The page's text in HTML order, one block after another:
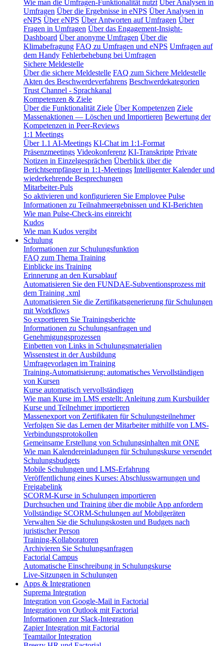
Wie man die Umfragen-Funktionalität nutzt Über Analysen in
Umfragen Über die Ergebnisse in eNPS Über Analysen in
eNPS Über eNPS Über Antworten auf Umfragen Über
Fragen in Umfragen Über das Engagement-Insight-
Dashboard Über anonyme Umfragen Über die
Klimabefragung FAQ zu Umfragen und eNPS Umfragen auf
dem Handy Fehlerbehebung bei Umfragen
Sichere Meldestelle
Über die sichere Meldestelle FAQ zum Sichere Meldestelle
Akten des Beschwerdeverfahrens Beschwerdekategorien
Trust Channel - Sprachkanal
Kompetenzen & Ziele
Über die Funktionalität Ziele Über Kompetenzen Ziele
Massenaktionen — Löschen und Importieren Bewertung der
Kompetenzen in Peer-Reviews
1:1 Meetings
Über 1.1 AI-Meetings KI-Chat im 1:1-Format
Präsenzmeetings Videokonferenz KI-Transkripte Private
Notizen in Einzelgesprächen Überblick über die
Berichtsempfänger in 1:1-Meetings Intelligenter Kalender und
wiederkehrende Besprechungen
Mitarbeiter-Puls
So aktivieren und konfigurieren Sie Employee Pulse
Informationen zu Teilnahmeergebnissen und KI-Berichten
Wie man Pulse-Check-ins einreicht
Kudos
Wie man Kudos vergibt
Schulung
Informationen zur Schulungsfunktion
FAQ zum Thema Training
Einblicke ins Training
Erinnerung an den Kursablauf
Automatisieren Sie den FUNDAE-Subventionsprozess mit
dem Training .xml
Automatisieren Sie die Zertifikatsgenerierung für Schulungen
mit Workflows
So exportieren Sie Trainingsberichte
Informationen zu Schulungsanfragen und
Genehmigungsprozessen
Einbetten von Links in Schulungsmaterialien
Wissenstest in der Ausbildung
Umfragevorlagen im Training
Training-Automatisierung: automatisches Vervollständigen
von Kursen
Kurse automatisch vervollständigen
Wie man Kurse im LMS erstellt: Anleitung zum Kursbuilder
Kurse und Teilnehmer importieren
Massenexport von Zertifikaten für Schulungsteilnehmer
Verfolgen Sie das Lernen der Mitarbeiter mithilfe von LMS-
Verbindungsprotokollen
Gemeinsame Erstellung von Schulungsinhalten mit ONE
Wie man Kalendereinladungen für Schulungskurse versendet
Schulungsbudgets
Mobile Schulungen und LMS-Erfahrung
Veröffentlichung eines Kurses: Abschlusswarnungen und
Freigabelink
SCORM-Kurse in Schulungen importieren
Durchsuchen und Training über die mobile App anfordern
Vollständige SCORM-Schulungen auf Mobilgeräten
Verwalten Sie die Schulungskosten und Budgets nach
juristischer Person
Training-Kollaboratoren
Archivieren Sie Schulungsanfragen
Factorial Campus
Automatische Einschreibung in Schulungskurse
Live-Sitzungen in Schulungen
Apps & Integrationen
Suprema Integration
Integration von Google-Mail in Factorial
Integration von Outlook mit Factorial
Informationen zur Slack-Integration
Zapier Integration mit Factorial
Teamtailor Integration